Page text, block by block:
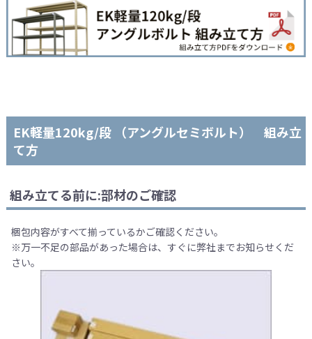
EK軽量120kg/段 （アングルセミボルト） 組み立
て方
組み立てる前に:部材のご確認
梱包内容がすべて揃っているかご確認ください。
※万一不足の部品があった場合は、すぐに弊社までお知らせくだ
さい。